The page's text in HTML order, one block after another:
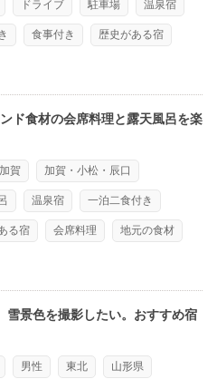
ドライブ 駐車場 温泉宿
食事付き 歴史がある宿
ド食材の会席料理と露天風呂を楽
加賀 加賀・小松・辰口
温泉宿 一泊二食付き
る宿 会席料理 地元の食材
雪景色を撮影したい。おすすめ宿
男性 東北 山形県